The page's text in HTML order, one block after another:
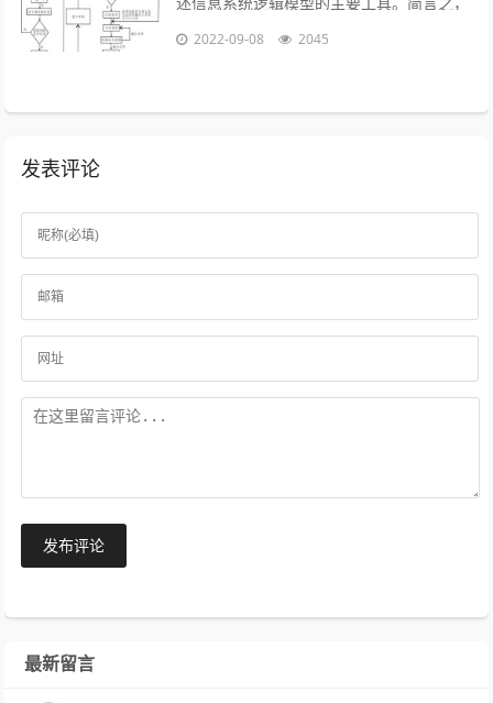
述信息系统逻辑模型的主要工具。简言之，
就是以图形的方式来描述数据在系统流程中
2022-09-08 2045
发表评论
发布评论
最新留言